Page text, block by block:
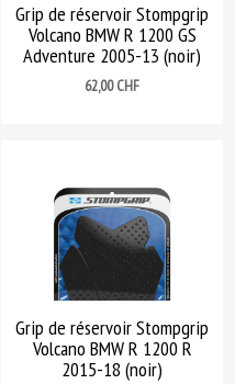
Grip de réservoir Stompgrip
Volcano BMW R 1200 GS
Adventure 2005-13 (noir)
Prix
62,00 CHF
Grip de réservoir Stompgrip
Volcano BMW R 1200 R
2015-18 (noir)